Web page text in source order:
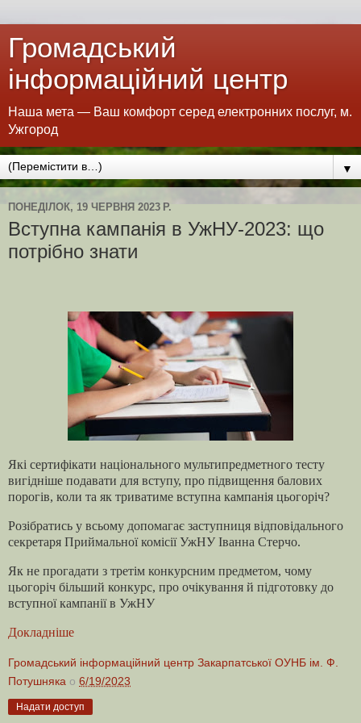
Громадський
інформаційний центр
Наша мета — Ваш комфорт серед електронних послуг, м.
Ужгород
▼
ПОНЕДІЛОК, 19 ЧЕРВНЯ 2023 Р.
Вступна кампанія в УжНУ-2023: що
потрібно знати
Які сертифікати національного мультипредметного тесту
вигідніше подавати для вступу, про підвищення балових
порогів, коли та як триватиме вступна кампанія цьогоріч?
Розібратись у всьому допомагає заступниця відповідального
секретаря Приймальної комісії УжНУ Іванна Стерчо.
Як не прогадати з третім конкурсним предметом, чому
цьогоріч більший конкурс, про очікування й підготовку до
вступної кампанії в УжНУ
Докладніше
Громадський інформаційний центр Закарпатської ОУНБ ім. Ф.
Потушняка о 6/19/2023
Надати доступ